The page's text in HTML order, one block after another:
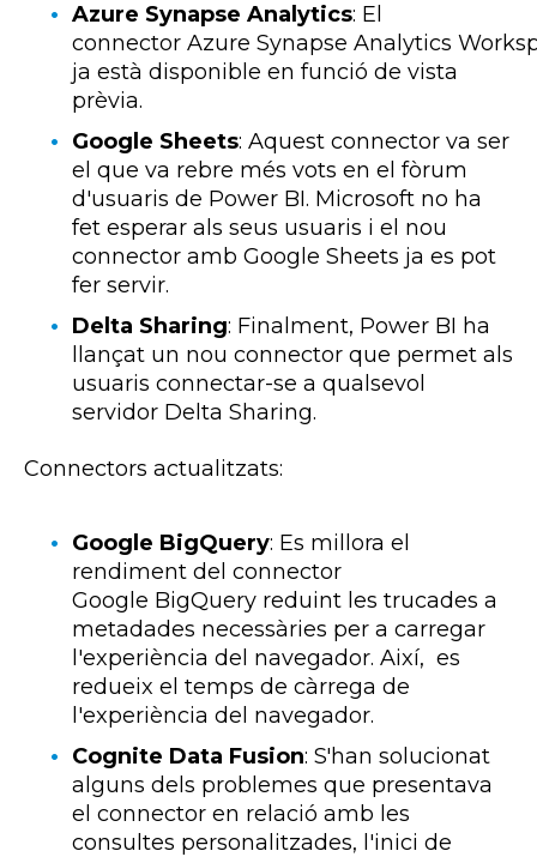
Azure Synapse Analytics: El
connector Azure Synapse Analytics
ja està disponible en funció de vista
prèvia.
Google Sheets: Aquest connector va ser
el que va rebre més vots en el fòrum
d'usuaris de Power BI. Microsoft no ha
fet esperar als seus usuaris i el nou
connector amb Google Sheets ja es pot
fer servir.
Delta Sharing: Finalment, Power BI ha
llançat un nou connector que permet als
usuaris connectar-se a qualsevol
servidor Delta Sharing.
Connectors actualitzats:
Google BigQuery: Es millora el
rendiment del connector
Google BigQuery reduint les trucades a
metadades necessàries per a carregar
l'experiència del navegador. Així, es
redueix el temps de càrrega de
l'experiència del navegador.
Cognite Data Fusion: S'han solucionat
alguns dels problemes que presentava
el connector en relació amb les
consultes personalitzades, l'inici de